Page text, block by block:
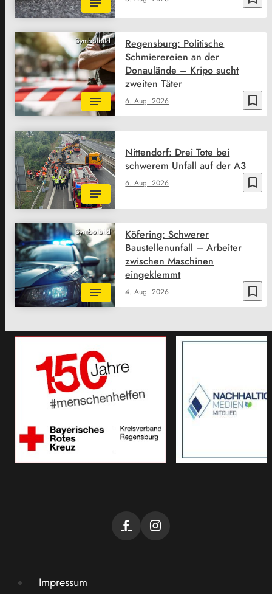
Symbolbild
bookmark_border
6. Aug. 2026
Regensburg: Politische
Schmierereien an der
Donaulände – Kripo sucht
zweiten Täter
bookmark_border
6. Aug. 2026
Nittendorf: Drei Tote bei
schwerem Unfall auf der A3
Symbolbild
bookmark_border
4. Aug. 2026
Köfering: Schwerer
Baustellenunfall – Arbeiter
zwischen Maschinen
eingeklemmt
Impressum